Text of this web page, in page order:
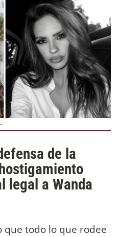
de la
legal a Wanda
que todo lo que rodee